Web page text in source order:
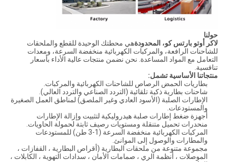
حولنا
لاكر أوتو بارتس كو، المحدودةهي محطتك الوحيدة للقطع والملحقات
للشاحنات الرافعة، والمركبات الكهربائية منخفضة السرعة، ومعدات
التعامل مع المواد المساعدة. نحن نضمن منتجات عالية الأداء بأسعار
تنافسية.
منتجاتنا الأساسية تشمل:
بطاريات الحمض الرصاص للشاحنات الكهربائية والمركبات.
شاحنات بطارية ذكية تلقائية (التردد الصناعي والتردد العالي).
الإطارات الصلبة (الأسود العادي وغير الملصق) لمناطق العمل الصغيرة
والمستودعات.
أجهزة ضغط إطارات صلبة هيدروليكية لتثبيت وإزالة الإطارات
منحدرات تحميل متنقلة ومستويات رصيف ثابتة لحمولة الحاويات.
المركبات الكهربائية منخفضة السرعة (1-3 طن) للمستودعات
والمطارات والوصول إلى الموانئ.
مجموعة متنوعة من ملحقات البطارية (أقراص البطارية ، القفازات ،
الموصلات ، أنظمة الري ، صمامات الأمان ، سدادات التهوية ، الكابلات ،